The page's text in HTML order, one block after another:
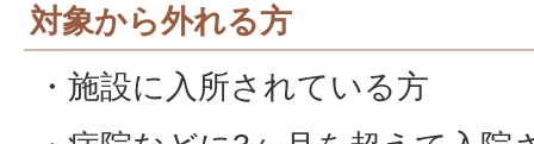
対象から外れる方
・施設に入所されている方